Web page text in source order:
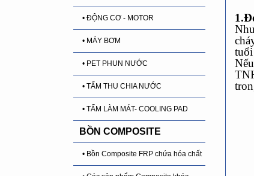
• ĐỘNG CƠ - MOTOR
• MÁY BƠM
• PET PHUN NƯỚC
• TẤM THU CHIA NƯỚC
• TẤM LÀM MÁT- COOLING PAD
BỒN COMPOSITE
• Bồn Composite FRP chứa hóa chất